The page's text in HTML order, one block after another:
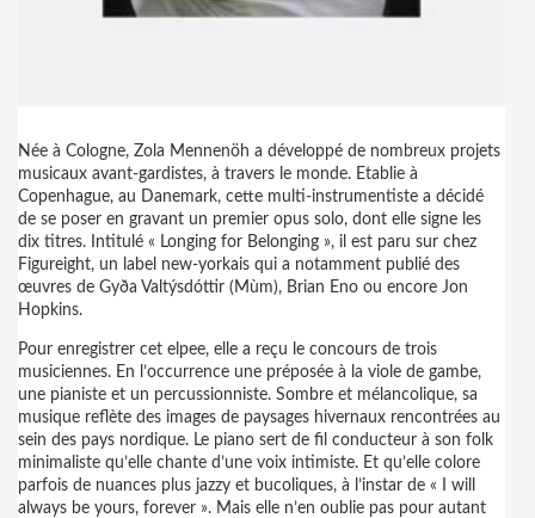
Née à Cologne, Zola Mennenöh a développé de nombreux projets
musicaux avant-gardistes, à travers le monde. Etablie à
Copenhague, au Danemark, cette multi-instrumentiste a décidé
de se poser en gravant un premier opus solo, dont elle signe les
dix titres. Intitulé « Longing for Belonging », il est paru sur chez
Figureight, un label new-yorkais qui a notamment publié des
œuvres de Gyða Valtýsdóttir (Mùm), Brian Eno ou encore Jon
Hopkins.
Pour enregistrer cet elpee, elle a reçu le concours de trois
musiciennes. En l’occurrence une préposée à la viole de gambe,
une pianiste et un percussionniste. Sombre et mélancolique, sa
musique reflète des images de paysages hivernaux rencontrées au
sein des pays nordique. Le piano sert de fil conducteur à son folk
minimaliste qu’elle chante d’une voix intimiste. Et qu’elle colore
parfois de nuances plus jazzy et bucoliques, à l’instar de « I will
always be yours, forever ». Mais elle n’en oublie pas pour autant